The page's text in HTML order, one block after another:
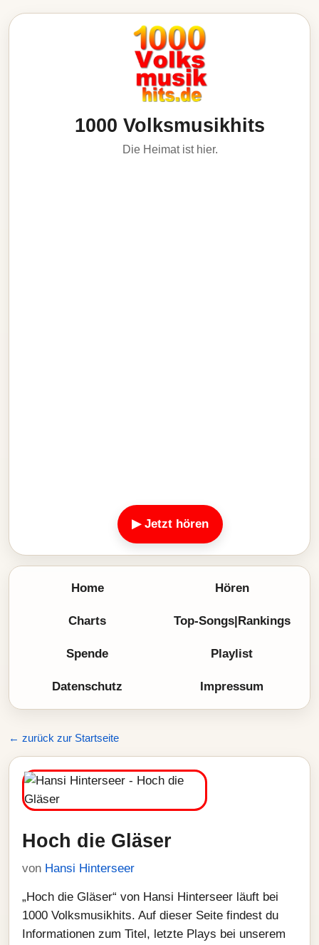
1000 Volksmusikhits
Die Heimat ist hier.
▶ Jetzt hören
Home Hören
Charts Top-Songs|Rankings
Spende Playlist
Datenschutz Impressum
← zurück zur Startseite
Hoch die Gläser
von Hansi Hinterseer
„Hoch die Gläser“ von Hansi Hinterseer läuft bei
1000 Volksmusikhits. Auf dieser Seite findest du
Informationen zum Titel, letzte Plays bei unserem